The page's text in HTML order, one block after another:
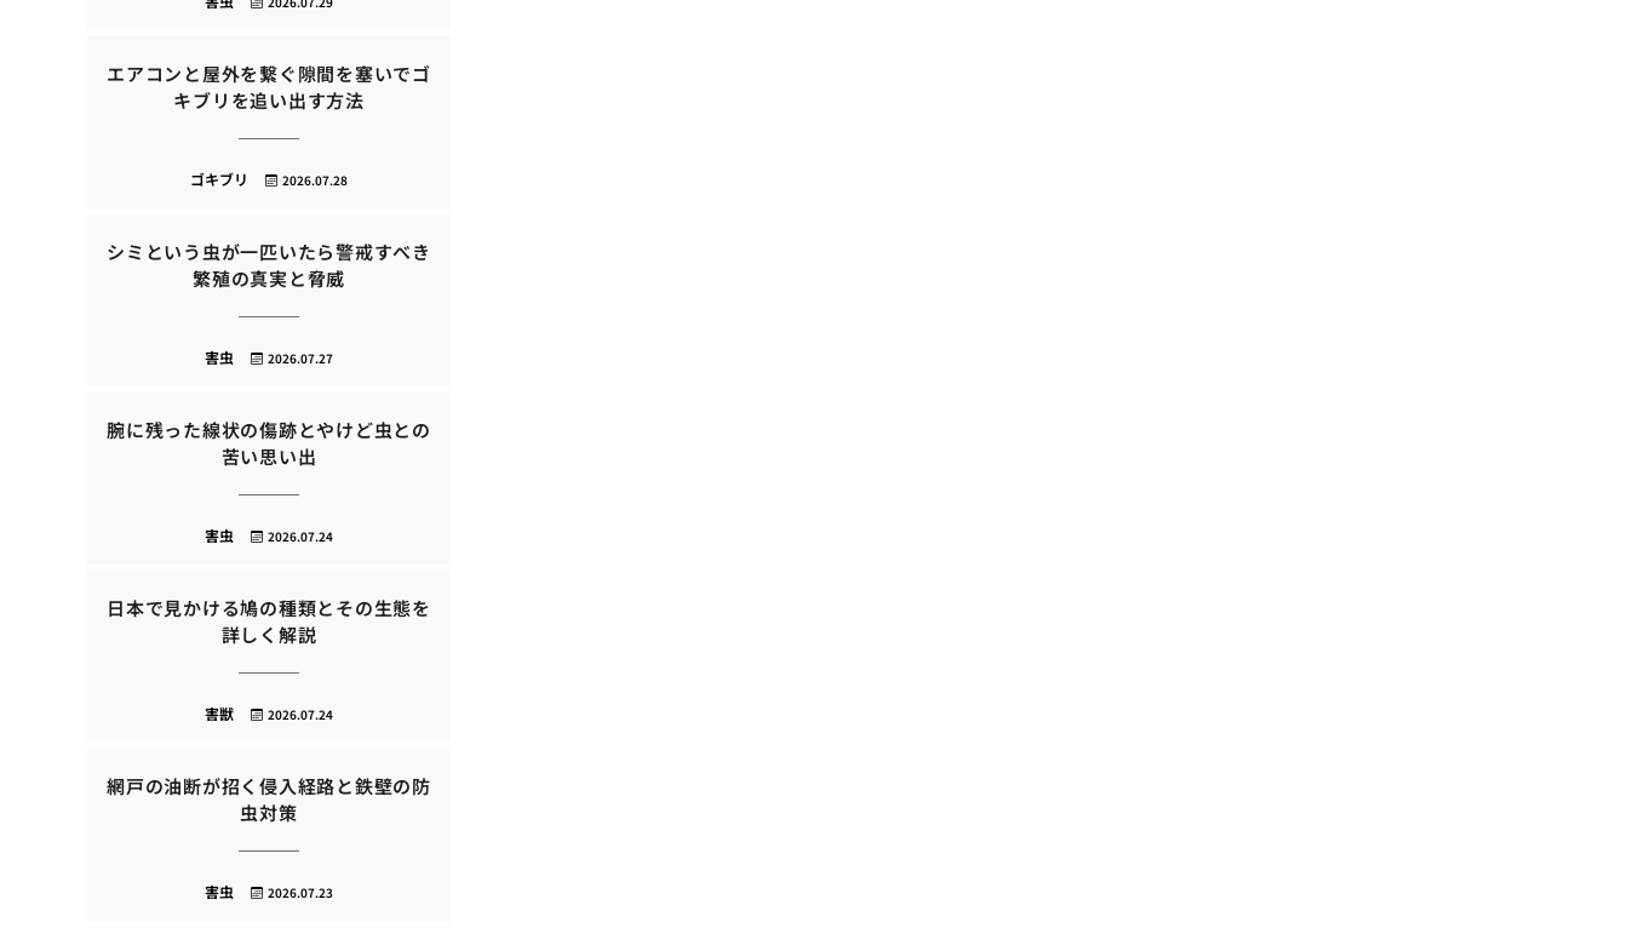
エアコンと屋外を繋ぐ隙間を塞いでゴ
キブリを追い出す方法
2026.07.28
ゴキブリ
シミという虫が一匹いたら警戒すべき
繁殖の真実と脅威
2026.07.27
害虫
腕に残った線状の傷跡とやけど虫との
苦い思い出
2026.07.24
害虫
日本で見かける鳩の種類とその生態を
詳しく解説
2026.07.24
害獣
網戸の油断が招く侵入経路と鉄壁の防
虫対策
2026.07.23
害虫